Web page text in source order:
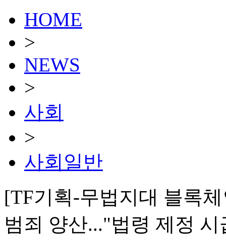
HOME
>
NEWS
>
사회
>
사회일반
[TF기획-무법지대 블록
범죄 양산..."법령 제정 시